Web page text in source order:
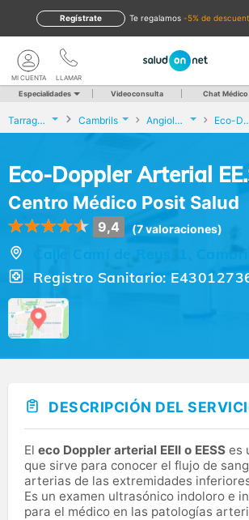
te regalamos -5% de
Regístrate
LLAMAR
MI CUENTA
Especialidades Videoconsulta Chat Médico
Tarragona Cambrils Angiología y Cirugía Vascular Eco-Doppler
Eco-Doppler Arterial
Centro Médico Posit Salud
9,4 (7 valoraciones)
Calle Camí de Reus, 1,
Registro Sanitario:
DESCRIPCIÓN DEL
El eco Doppler arterial EEII o EESS es
que sirve para conocer el flujo de
arterias de las extremidades
Es un examen ultrasónico indoloro e
para el médico en las patologías